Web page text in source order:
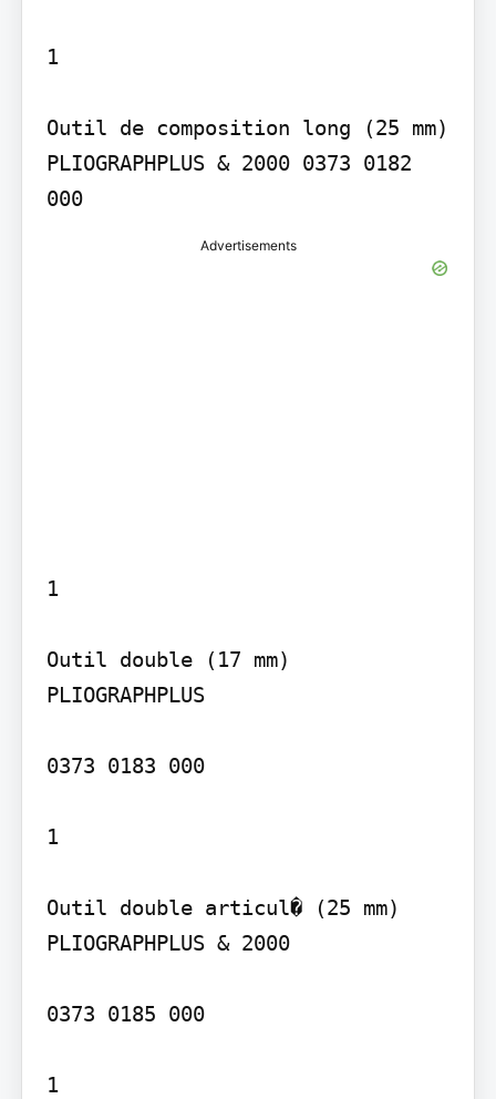
1
Outil de composition long (25 mm)
PLIOGRAPHPLUS & 2000 0373 0182
000
Advertisements
1
Outil double (17 mm)
PLIOGRAPHPLUS
0373 0183 000
1
Outil double articul� (25 mm)
PLIOGRAPHPLUS & 2000
0373 0185 000
1